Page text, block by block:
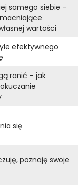
samego siebie –
wartości
efektywnego
ranić – jak
się
poznaję swoje